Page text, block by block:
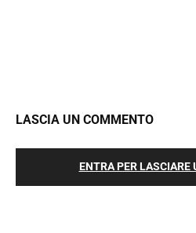
LASCIA UN COMMENTO
ENTRA PER LASCIARE